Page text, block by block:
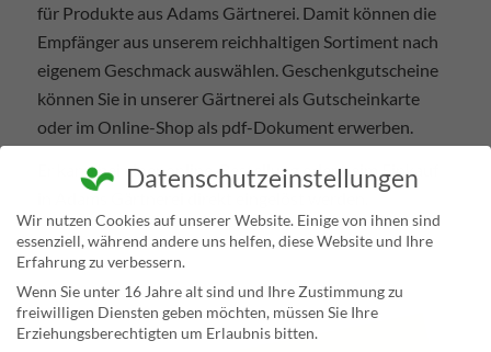
für Produkte aus Adams Gärtnerei. Damit können die
Empfänger aus unserem reichhaltigen Sortiment nach
eigenem Geschmack auswählen. Geschenkgutscheine
können Sie in unserer Gärtnerei als Gutscheinkarte
oder im Online-Shop als pdf-Dokument erwerben.
Er kann bei einer online-Bestellung oder beim Einkauf
Datenschutzeinstellungen
Wir nutzen Cookies auf unserer Website. Einige von ihnen sind
essenziell, während andere uns helfen, diese Website und Ihre
Erfahrung zu verbessern.
Wenn Sie unter 16 Jahre alt sind und Ihre Zustimmung zu
freiwilligen Diensten geben möchten, müssen Sie Ihre
Erziehungsberechtigten um Erlaubnis bitten.